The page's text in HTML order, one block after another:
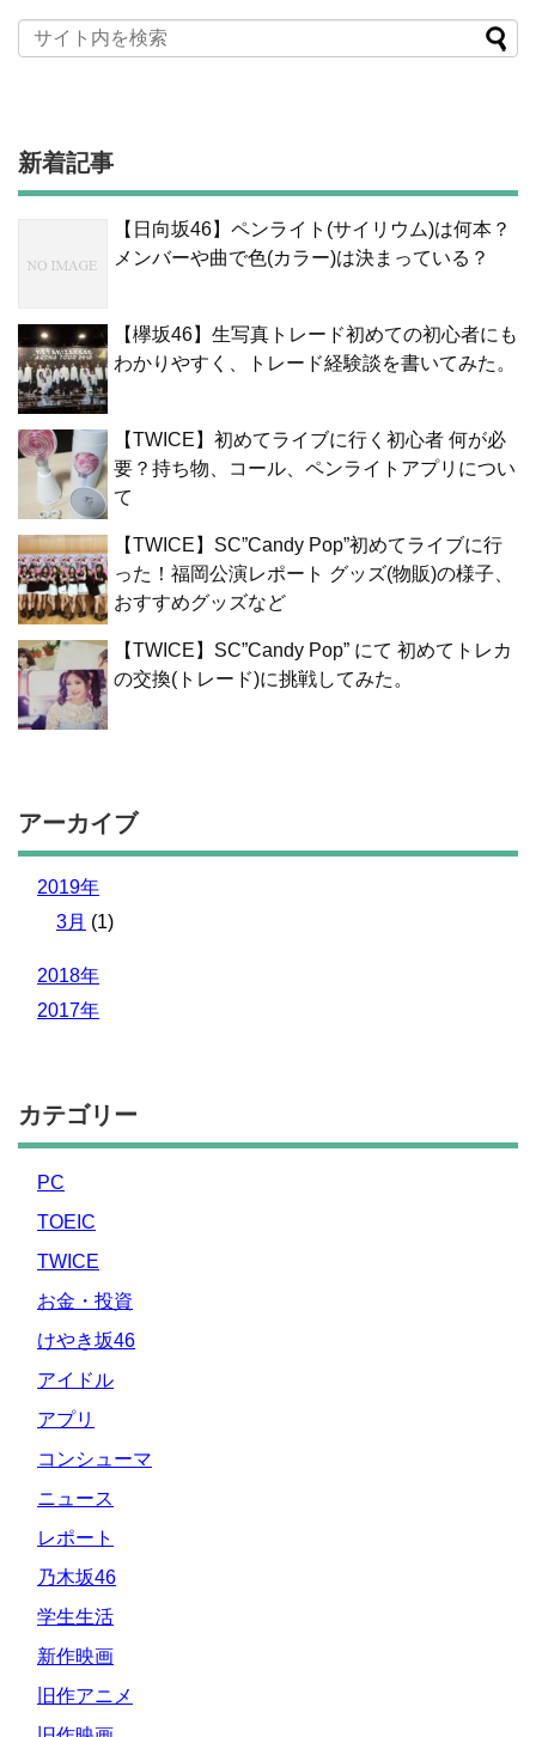
新着記事
【日向坂46】ペンライト(サイリウム)は何本？
メンバーや曲で色(カラー)は決まっている？
【欅坂46】生写真トレード初めての初心者にも
わかりやすく、トレード経験談を書いてみた。
【TWICE】初めてライブに行く初心者 何が必
要？持ち物、コール、ペンライトアプリについ
て
【TWICE】SC”Candy Pop”初めてライブに行
った！福岡公演レポート グッズ(物販)の様子、
おすすめグッズなど
【TWICE】SC”Candy Pop” にて 初めてトレカ
の交換(トレード)に挑戦してみた。
アーカイブ
2019年
3月 (1)
2018年
2017年
カテゴリー
PC
TOEIC
TWICE
お金・投資
けやき坂46
アイドル
アプリ
コンシューマ
ニュース
レポート
乃木坂46
学生生活
新作映画
旧作アニメ